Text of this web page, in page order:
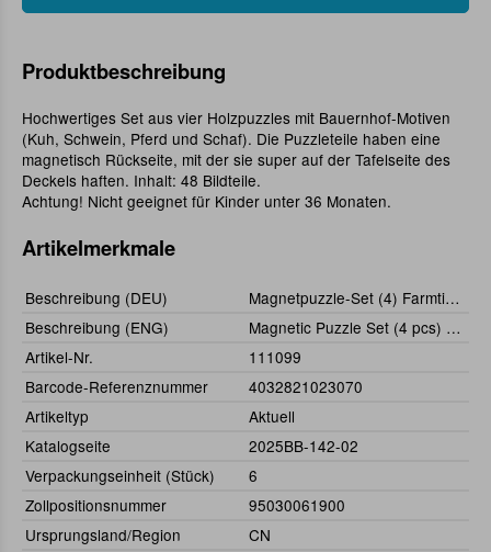
Produktbeschreibung
Hochwertiges Set aus vier Holzpuzzles mit Bauernhof-Motiven
(Kuh, Schwein, Pferd und Schaf). Die Puzzleteile haben eine
magnetisch Rückseite, mit der sie super auf der Tafelseite des
Deckels haften. Inhalt: 48 Bildteile.
Achtung! Nicht geeignet für Kinder unter 36 Monaten.
Artikelmerkmale
Beschreibung (DEU)
Magnetpuzzle-Set (4) Farmtiere in Holzbox
Beschreibung (ENG)
Magnetic Puzzle Set (4 pcs) Farmanimals
Artikel-Nr.
111099
Barcode-Referenznummer
4032821023070
Artikeltyp
Aktuell
Katalogseite
2025BB-142-02
Verpackungseinheit (Stück)
6
Zollpositionsnummer
95030061900
Ursprungsland/Region
CN